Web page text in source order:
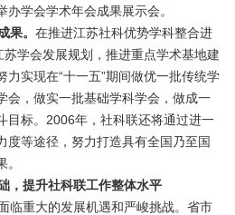
学会学术年会成果展示会。
果。 在推进江苏社科优势学科整合进
苏学会发展规划，推进重点学术基地建
实现在“十一五”期间做优一批传统学
会，做实一批基础学科学会，做成一
目标。2006年，社科联还将通过进一
度等途径，努力打造具有全国乃至国
，提升社科联工作整体水平
重大的发展机遇和严峻挑战。省市